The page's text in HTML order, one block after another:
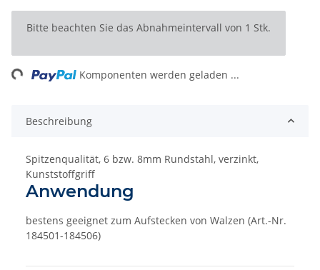
x
Bitte beachten Sie das Abnahmeintervall von 1 Stk.
Komponenten werden geladen ...
Beschreibung
Spitzenqualität, 6 bzw. 8mm Rundstahl, verzinkt,
Kunststoffgriff
Anwendung
bestens geeignet zum Aufstecken von Walzen (Art.-Nr.
184501-184506)